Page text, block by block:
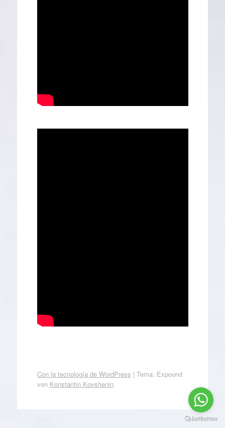
Con la tecnología de WordPress | Tema: Expound
von Konstantin Kovshenin